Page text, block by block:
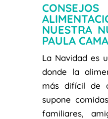
NUESTRA
PAULA
La Navidad es
donde la
más difícil de
supone
familiares,